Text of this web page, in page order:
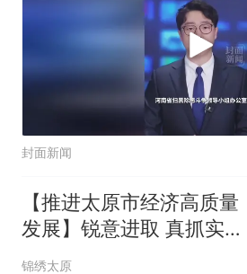
封面新闻
【推进太原市经济高质量
发展】锐意进取 真抓实干
推进太原市经济高质量发
锦绣太原